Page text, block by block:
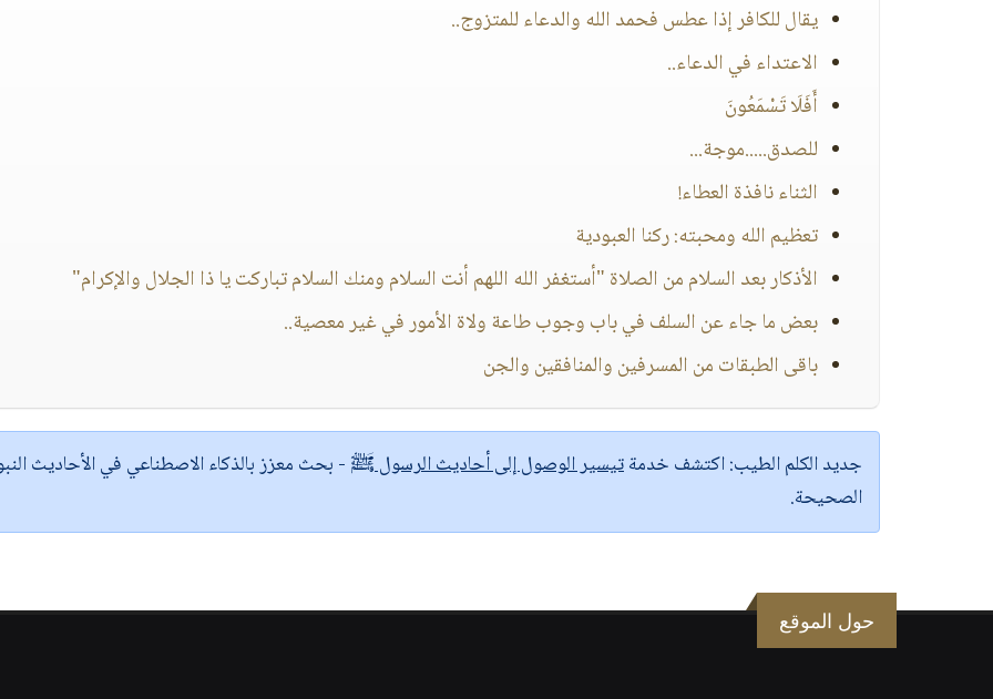
يقال للكافر إذا عطس فحمد الله والدعاء للمتزوج..
الاعتداء في الدعاء..
أَفَلَا تَسْمَعُونَ
للصدق.....موجة...
الثناء نافذة العطاء!
تعظيم الله ومحبته: ركنا العبودية
الأذكار بعد السلام من الصلاة "أستغفر الله اللهم أنت السلام ومنك السلام تباركت يا ذا الجلال والإكرام"
بعض ما جاء عن السلف في باب وجوب طاعة ولاة الأمور في غير معصية..
باقى الطبقات من المسرفين والمنافقين والجن
جديد الكلم الطيب:اكتشف خدمةتيسير الوصول إلى أحاديث الرسول ﷺ - بحث معزز بالذكاء الاصطناعي في الأحاديث
الصحيحة.
حول الموقع